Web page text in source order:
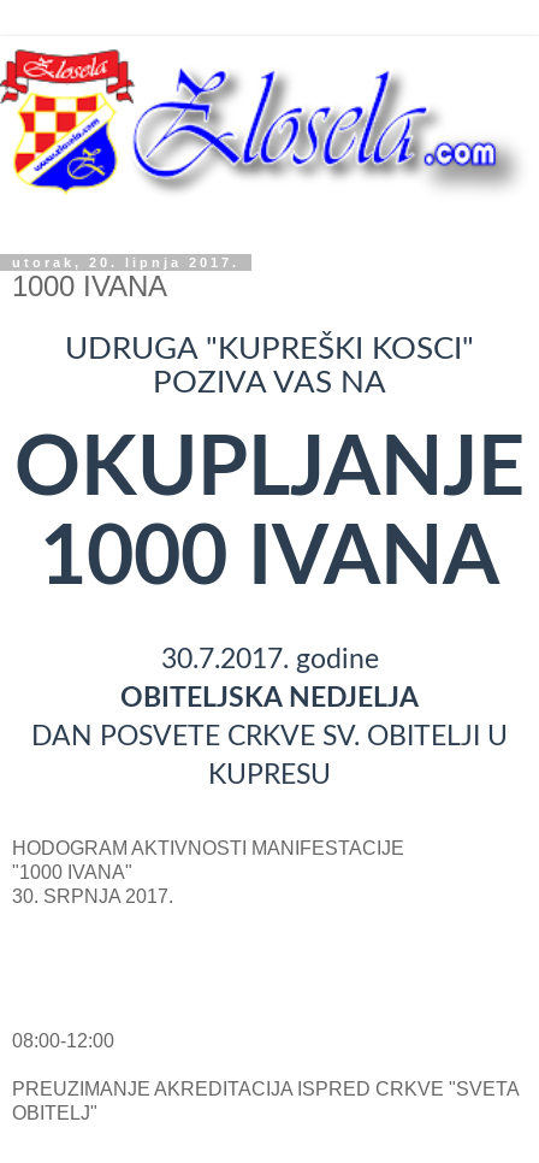
utorak, 20. lipnja 2017.
1000 IVANA
UDRUGA "KUPREŠKI KOSCI"
POZIVA VAS NA
OKUPLJANJE
1000 IVANA
30.7.2017. godine
OBITELJSKA NEDJELJA
DAN POSVETE CRKVE SV. OBITELJI U
KUPRESU
HODOGRAM AKTIVNOSTI MANIFESTACIJE
"1000 IVANA"
30. SRPNJA 2017.
08:00-12:00
PREUZIMANJE AKREDITACIJA ISPRED CRKVE "SVETA
OBITELJ"